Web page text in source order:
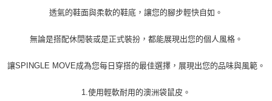
透氣的鞋面與柔軟的鞋底，讓您的腳步輕快自如。
無論是搭配休閒裝或是正式裝扮，都能展現出您的個人風格。
讓SPINGLE MOVE成為您每日穿搭的最佳選擇，展現出您的品味與風範。
1.使用輕軟耐用的澳洲袋鼠皮。